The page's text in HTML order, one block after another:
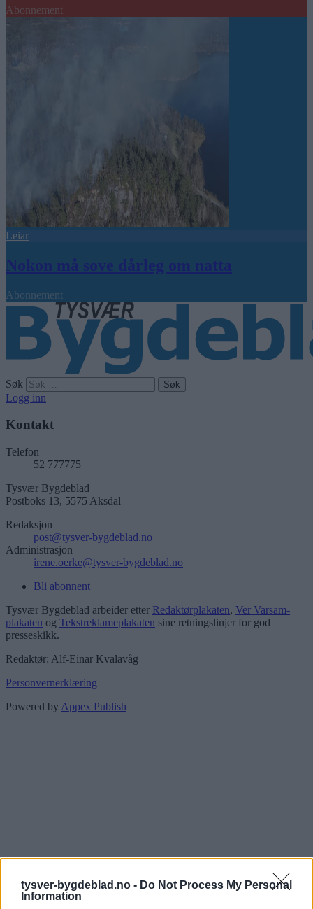
tysver-bygdeblad.no - Do Not Process My Personal
Information
Abonnement
Leiar
Nokon må sove dårleg om natta
Abonnement
Søk
Logg inn
Kontakt
Telefon
52 777775
Tysvær Bygdeblad
Postboks 13, 5575 Aksdal
Redaksjon
post@tysver-bygdeblad.no
Administrasjon
irene.oerke@tysver-bygdeblad.no
Bli abonnent
Tysvær Bygdeblad arbeider etter Redaktørplakaten, Ver Varsam-
plakaten og Tekstreklameplakaten sine retningslinjer for god
presseskikk.
Redaktør: Alf-Einar Kvalavåg
Personvernerklæring
Powered by Appex Publish